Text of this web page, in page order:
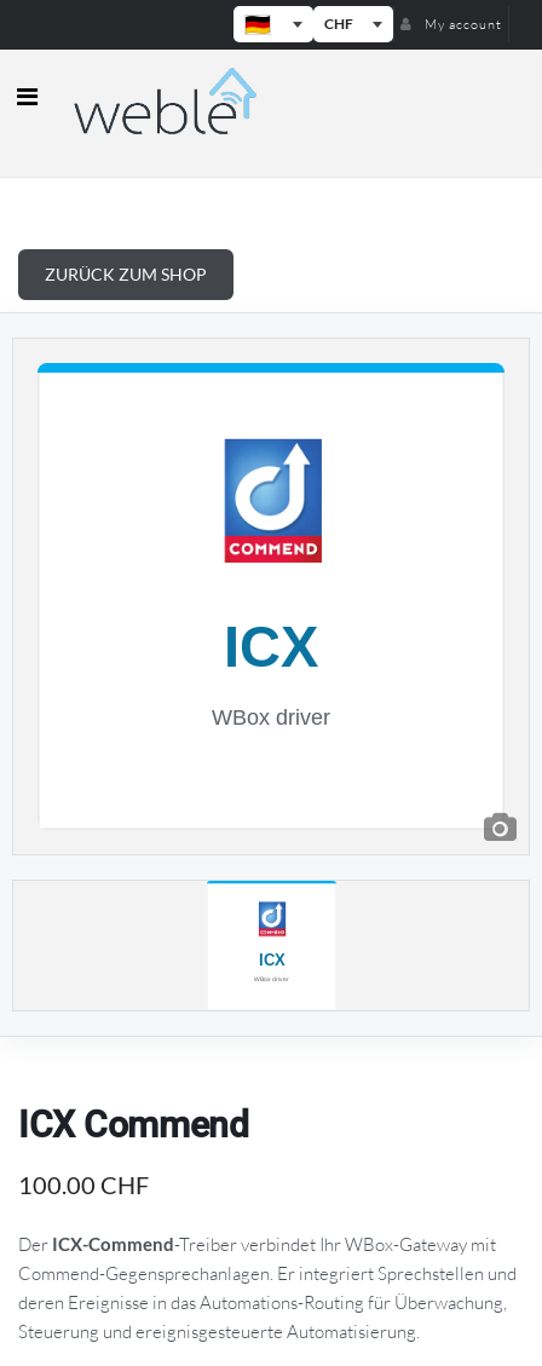
CHF My account
Weble — Industrielle IoT-Gateways
ZURÜCK ZUM SHOP
ICX Commend
100.00 CHF
Der ICX-Commend-Treiber verbindet Ihr WBox-Gateway mit
Commend-Gegensprechanlagen. Er integriert Sprechstellen und
deren Ereignisse in das Automations-Routing für Überwachung,
Steuerung und ereignisgesteuerte Automatisierung.